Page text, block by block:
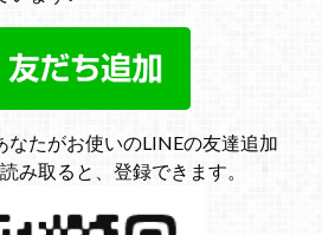
なたがお使いのLINEの友達追加
み取ると、登録できます。